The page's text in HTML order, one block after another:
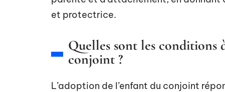
et protectrice.
Quelles sont les
conjoint ?
L’adoption de l’enfant du conjoint